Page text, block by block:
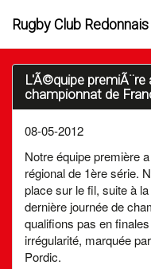
Rugby Club
L'Ã©quipe
championnat de
08-05-2012
Notre équipe première
régional de 1ère série.
place sur le fil, suite à
dernière journée de
qualifions pas en
irrégularité, marquée
Pordic.